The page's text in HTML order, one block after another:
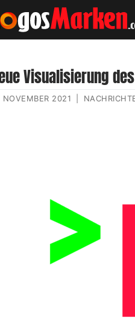
Visualisierung
NOVEMBER 2021